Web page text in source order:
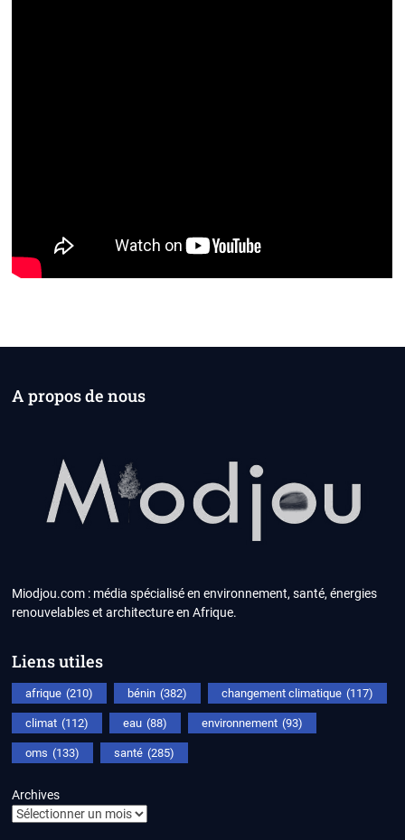
A propos de nous
Miodjou.com : média spécialisé en environnement, santé, énergies
renouvelables et architecture en Afrique.
Liens utiles
afrique (210) bénin (382) changement climatique (117)
climat (112) eau (88) environnement (93)
oms (133) santé (285)
Archives